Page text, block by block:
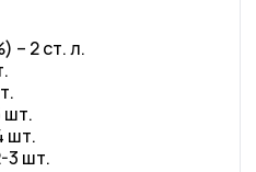
– 2 ст. л.
шт.
шт.
3 шт.